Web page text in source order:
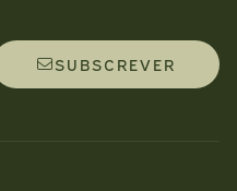
SUBSCREVER